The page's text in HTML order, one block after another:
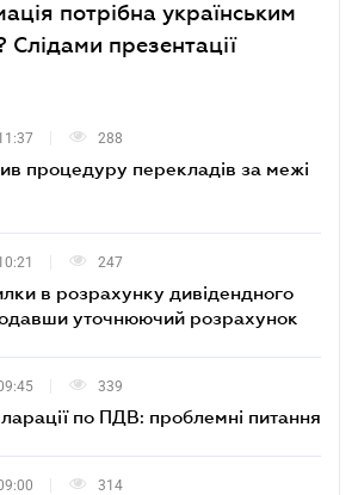
потрібна українським
Слідами презентації
288
процедуру перекладів за межі
247
в розрахунку дивідендного
уточнюючий розрахунок
339
по ПДВ: проблемні питання
314